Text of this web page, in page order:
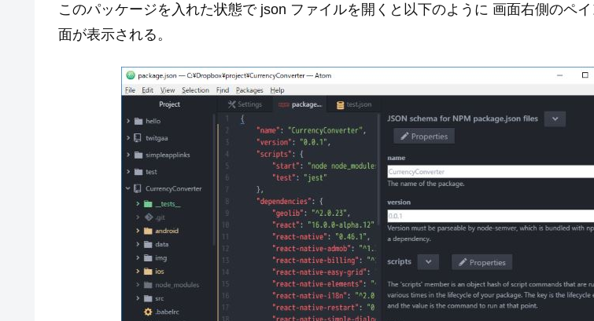
このパッケージを入れた状態で json ファイルを開くと以下のように 画面右側のペ
面が表示される。